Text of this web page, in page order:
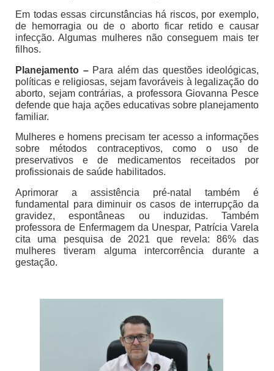
Em todas essas circunstâncias há riscos, por exemplo,
de hemorragia ou de o aborto ficar retido e causar
infecção. Algumas mulheres não conseguem mais ter
filhos.
Planejamento –Para além das questões ideológicas,
políticas e religiosas, sejam favoráveis à legalização do
aborto, sejam contrárias, a professora Giovanna Pesce
defende que haja ações educativas sobre planejamento
familiar.
Mulheres e homens precisam ter acesso a informações
sobre métodos contraceptivos, como o uso de
preservativos e de medicamentos receitados por
profissionais de saúde habilitados.
Aprimorar a assistência pré-natal também é
fundamental para diminuir os casos de interrupção da
gravidez, espontâneas ou induzidas. Também
professora de Enfermagem da Unespar, Patrícia Varela
cita uma pesquisa de 2021 que revela: 86% das
mulheres tiveram alguma intercorrência durante a
gestação.